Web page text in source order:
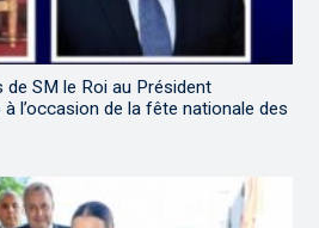
SM le Roi au Président
l’occasion de la fête nationale des